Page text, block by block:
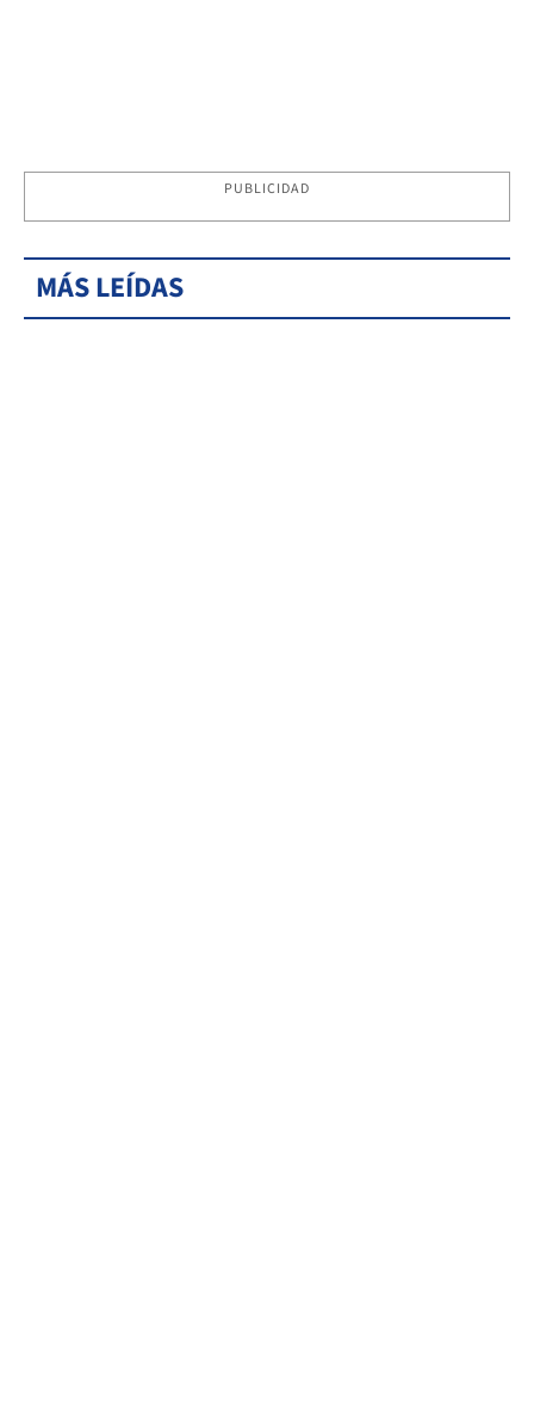
PUBLICIDAD
MÁS LEÍDAS